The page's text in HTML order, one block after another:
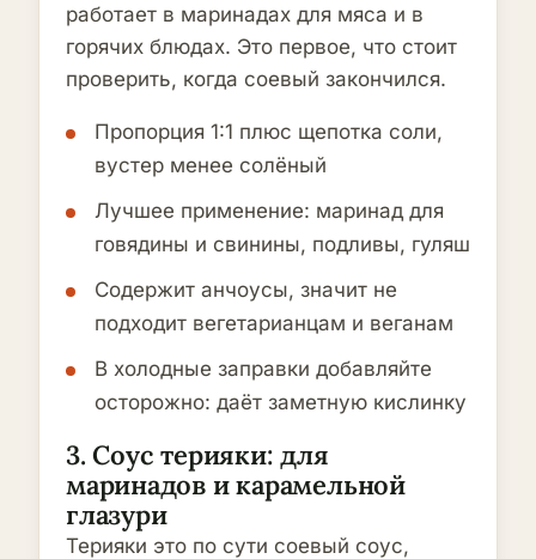
работает в маринадах для мяса и в
горячих блюдах. Это первое, что стоит
проверить, когда соевый закончился.
Пропорция 1:1 плюс щепотка соли,
вустер менее солёный
Лучшее применение: маринад для
говядины и свинины, подливы, гуляш
Содержит анчоусы, значит не
подходит вегетарианцам и веганам
В холодные заправки добавляйте
осторожно: даёт заметную кислинку
3. Соус терияки: для
маринадов и карамельной
глазури
Терияки это по сути соевый соус,